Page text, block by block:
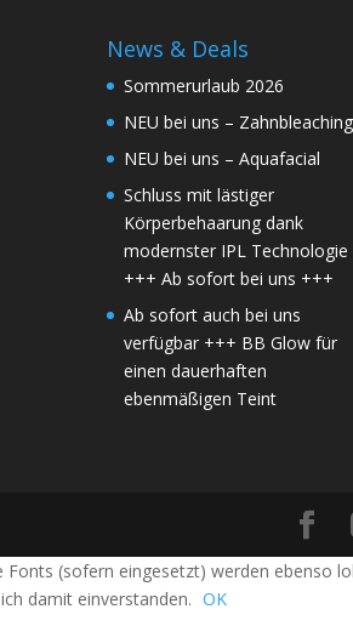
News & Deals
Sommerurlaub 2026
NEU bei uns – Zahnbleaching
NEU bei uns – Aquafacial
Schluss mit lästiger
Körperbehaarung dank
modernster IPL Technologie
+++ Ab sofort bei uns +++
Ab sofort auch bei uns
verfügbar +++ BB Glow für
einen dauerhaften
ebenmäßigen Teint
(sofern eingesetzt) werden ebenso
damit einverstanden. OK